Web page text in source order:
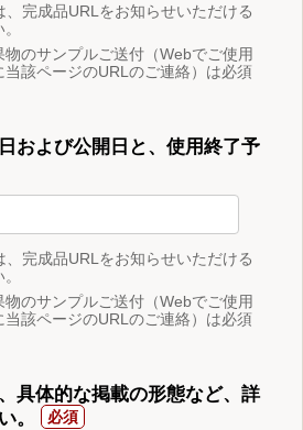
完成品URLをお知らせいただける
のサンプルご送付（Webでご使用
該ページのURLのご連絡）は必須
および公開日と、使用終了予
完成品URLをお知らせいただける
のサンプルご送付（Webでご使用
該ページのURLのご連絡）は必須
具体的な掲載の形態など、詳
。